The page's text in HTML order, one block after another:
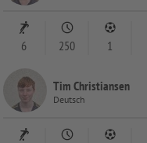
6 250 1
Tim Christiansen
Deutsch